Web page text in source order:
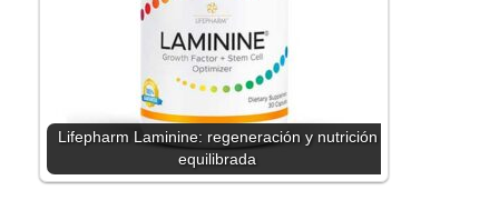
Lifepharm Laminine: regeneración y nutrición
equilibrada